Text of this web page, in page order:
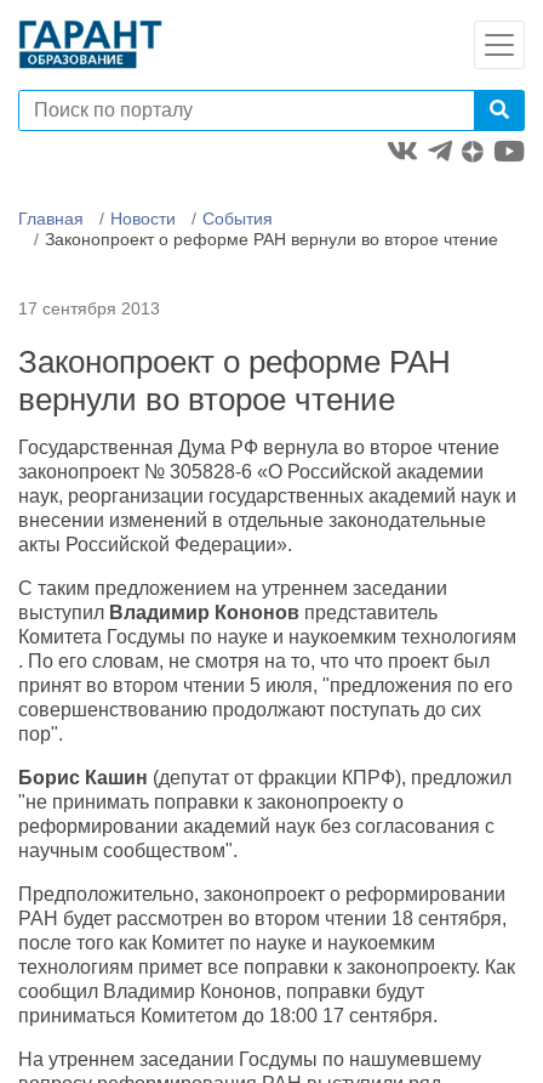
Главная Новости
События
Законопроект о реформе РАН вернули во второе чтение
17 сентября 2013
Законопроект о реформе РАН
вернули во второе чтение
Государственная Дума РФ вернула во второе чтение
законопроект № 305828-6 «О Российской академии
наук, реорганизации государственных академий наук и
внесении изменений в отдельные законодательные
акты Российской Федерации».
С таким предложением на утреннем заседании
выступил Владимир Кононов представитель
Комитета Госдумы по науке и наукоемким технологиям
. По его словам, не смотря на то, что что проект был
принят во втором чтении 5 июля, "предложения по его
совершенствованию продолжают поступать до сих
пор".
Борис Кашин (депутат от фракции КПРФ), предложил
"не принимать поправки к законопроекту о
реформировании академий наук без согласования с
научным сообществом".
Предположительно, законопроект о реформировании
РАН будет рассмотрен во втором чтении 18 сентября,
после того как Комитет по науке и наукоемким
технологиям примет все поправки к законопроекту. Как
сообщил Владимир Кононов, поправки будут
приниматься Комитетом до 18:00 17 сентября.
На утреннем заседании Госдумы по нашумевшему